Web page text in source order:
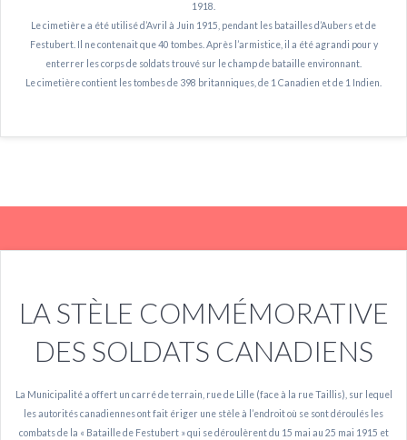
1918.
Le cimetière a été utilisé d’Avril à Juin 1915, pendant les batailles d’Aubers et de
Festubert. Il ne contenait que 40 tombes. Après l’armistice, il a été agrandi pour y
enterrer les corps de soldats trouvé sur le champ de bataille environnant.
Le cimetière contient les tombes de 398 britanniques, de 1 Canadien et de 1 Indien.
LA STÈLE COMMÉMORATIVE
DES SOLDATS CANADIENS
La Municipalité a offert un carré de terrain, rue de Lille (face à la rue Taillis), sur lequel
les autorités canadiennes ont fait ériger une stèle à l’endroit où se sont déroulés les
combats de la « Bataille de Festubert » qui se déroulèrent du 15 mai au 25 mai 1915 et